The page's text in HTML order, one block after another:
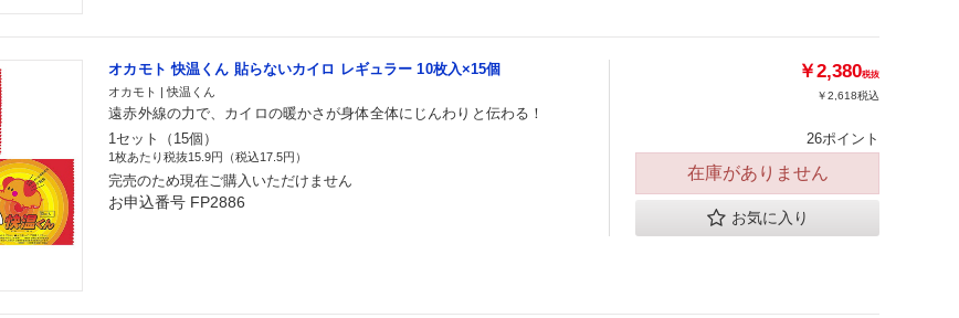
オカモト 快温くん 貼らないカイロ レギュラー 10枚入×15個
オカモト | 快温くん
遠赤外線の力で、カイロの暖かさが身体全体にじんわりと伝わる！
1セット（15個）
1枚あたり税抜15.9円（税込17.5円）
完売のため現在ご購入いただけません
お申込番号 FP2886
￥2,380税抜
￥2,618税込
26ポイント
在庫がありません
お気に入り